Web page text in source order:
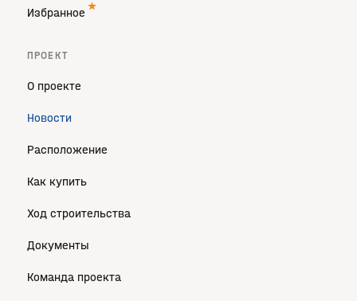
ПРОЕКТ
О проекте
Новости
Расположение
Как купить
Ход строительства
Документы
Команда проекта
Избранное